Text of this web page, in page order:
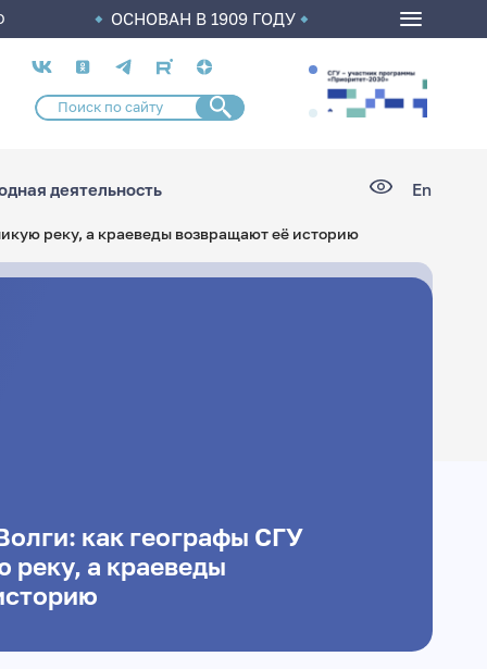
ОСНОВАН В 1909 ГОДУ
Социальные
сети
деятельность En
реку, а краеведы возвращают её историю
как географы СГУ
реку, а краеведы